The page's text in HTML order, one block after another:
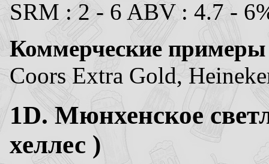
SRM : 2 - 6 ABV : 4.7 -
Коммерческие
Coors Extra Gold,
1D. Мюнхенское
хеллес )